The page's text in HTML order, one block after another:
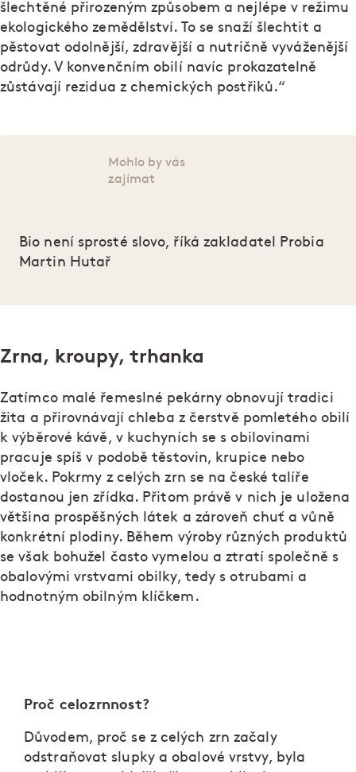
šlechtěné přirozeným způsobem a nejlépe v režimu
ekologického zemědělství. To se snaží šlechtit a
pěstovat odolnější, zdravější a nutričně vyváženější
odrůdy. V konvenčním obilí navíc prokazatelně
zůstávají rezidua z chemických postřiků.“
Mohlo by vás
zajímat
Bio není sprosté slovo, říká zakladatel Probia
Martin Hutař
Zrna, kroupy, trhanka
Zatímco malé řemeslné pekárny obnovují tradici
žita a přirovnávají chleba z čerstvě pomletého obilí
k výběrové kávě, v kuchyních se s obilovinami
pracuje spíš v podobě těstovin, krupice nebo
vloček. Pokrmy z celých zrn se na české talíře
dostanou jen zřídka. Přitom právě v nich je uložena
většina prospěšných látek a zároveň chuť a vůně
konkrétní plodiny. Během výroby různých produktů
se však bohužel často vymelou a ztratí společně s
obalovými vrstvami obilky, tedy s otrubami a
hodnotným obilným klíčkem.
Proč celozrnnost?
Důvodem, proč se z celých zrn začaly
odstraňovat slupky a obalové vrstvy, byla